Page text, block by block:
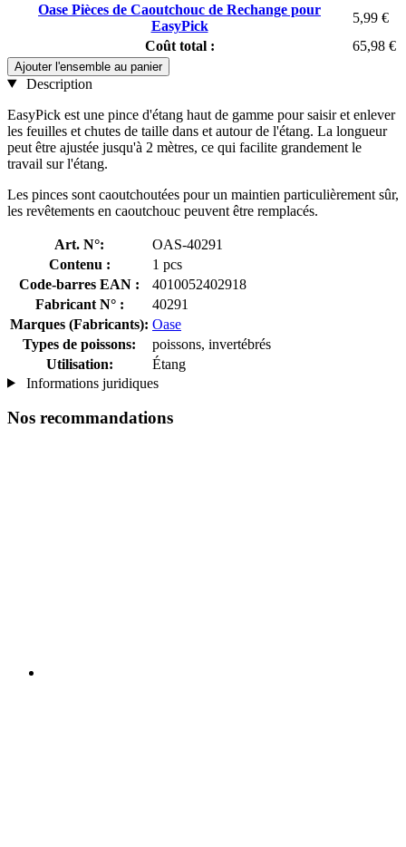
Oase Pièces de Caoutchouc de Rechange pour
EasyPick
5,99 €
Coût total :
65,98 €
Ajouter l'ensemble au panier
Description
EasyPick est une pince d'étang haut de gamme pour saisir et enlever
les feuilles et chutes de taille dans et autour de l'étang. La longueur
peut être ajustée jusqu'à 2 mètres, ce qui facilite grandement le
travail sur l'étang.
Les pinces sont caoutchoutées pour un maintien particulièrement sûr,
les revêtements en caoutchouc peuvent être remplacés.
Art. N°:
OAS-40291
Contenu :
1 pcs
Code-barres EAN :
4010052402918
Fabricant N° :
40291
Marques (Fabricants): Oase
Types de poissons:
poissons, invertébrés
Utilisation:
Étang
Informations juridiques
Nos recommandations